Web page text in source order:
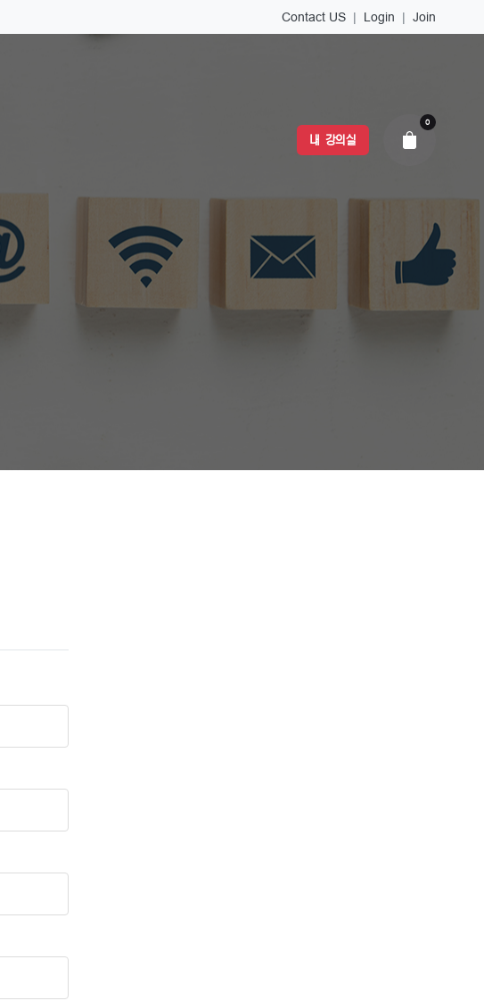
Join
|
Login
|
Contact US
내 강의실
0